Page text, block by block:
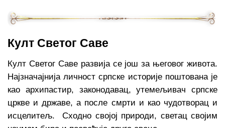
Култ Светог Саве
Култ Светог Саве развија се још за његовог живота.
Најзначајнија личност српске историје поштована је
као архипастир, законодавац, утемељивач српске
цркве и државе, а после смрти и као чудотворац и
исцелитељ. Сходно својој природи, светац својим